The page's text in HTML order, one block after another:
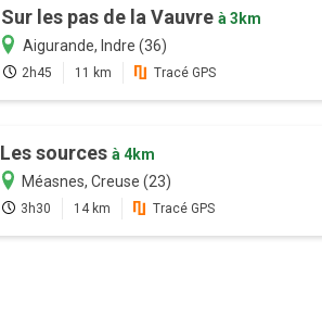
Sur les pas de la Vauvre à 3km
Aigurande, Indre (36)
2h45 11 km Tracé GPS
Les sourcesà 4km
Méasnes, Creuse (23)
3h30 14 km Tracé GPS